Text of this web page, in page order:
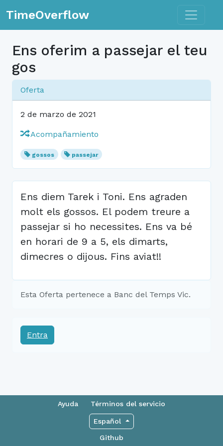
TimeOverflow Toggle
Ens oferim a passejar el teu
gos
Oferta
2 de marzo de 2021
Acompañamiento
gossos passejar
Ens diem Tarek i Toni. Ens agraden
molt els gossos. El podem treure a
passejar si ho necessites. Ens va bé
en horari de 9 a 5, els dimarts,
dimecres o dijous. Fins aviat!!
Esta Oferta pertenece a Banc del Temps Vic.
Entra
Ayuda Términos del servicio
Español
Github